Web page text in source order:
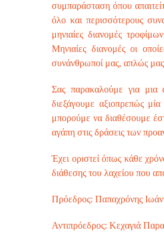
συμπαράσταση όπου
όλο και περισσότερους
μηνιαίες διανομές
Μηνιαίες διανομές οι
συνάνθρωποί μας, απλώς μας
Σας παρακαλούμε για μια
διεξάγουμε αξιοπρεπώς
μπορούμε να διαθέσουμε
αγάπη στις δράσεις των
Έχει οριστεί όπως κάθε
διάθεσης του λαχείου που
Πρόεδρος: Παπαχρόνης
Αντιπρόεδρος: Κεχαγιά